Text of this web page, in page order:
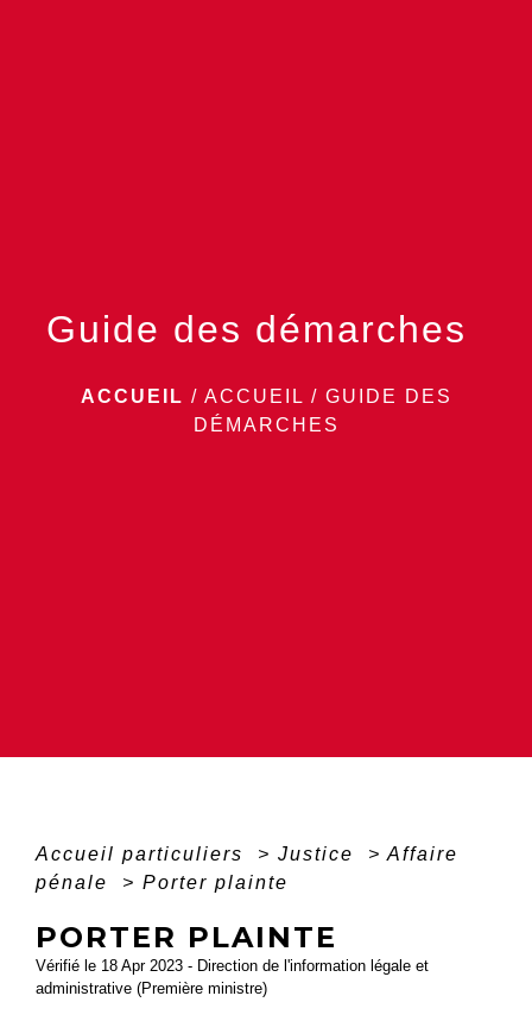
Guide des démarches
ACCUEIL / ACCUEIL / GUIDE DES
DÉMARCHES
Accueil particuliers > Justice > Affaire
pénale
> Porter plainte
PORTER PLAINTE
Vérifié le 18 Apr 2023 - Direction de l'information légale et
administrative (Première ministre)